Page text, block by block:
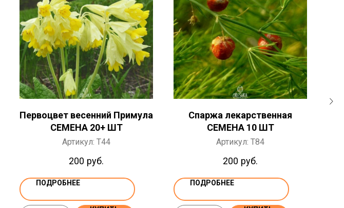
Первоцвет весенний Примула
СЕМЕНА 20+ ШТ
Артикул: T44
200 руб.
ПОДРОБНЕЕ
Спаржа лекарственная
СЕМЕНА 10 ШТ
Артикул: T84
200 руб.
ПОДРОБНЕЕ